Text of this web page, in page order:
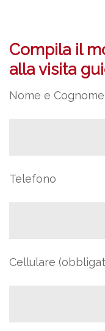
Compila il
alla visita
Nome e
Telefono
Cellulare